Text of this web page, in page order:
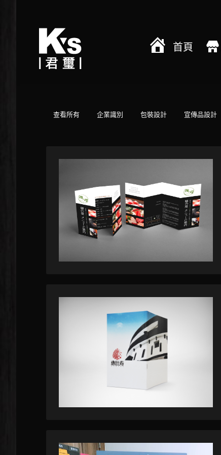
首頁
查看所有 企業識別 包裝設計 宣傳品設計